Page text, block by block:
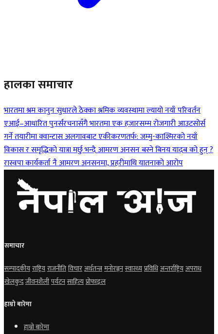
हालका समाचार
भारतमा श्रम कानुन सुधारले ठेक्का श्रमिक व्यवस्थामा ल्यायो नयाँ परिवर्तन
एआई–आधारित पुनर्संरचनासँगै भारतमा एक हजारसम्म रोजगारी आउटसोर्स
गर्ने तयारीमा क्वान्टासअलगावबाट एकीकरणतर्फ: जम्मु-काश्मिरको नयाँ
विकास र समृद्धिको यात्रामर्छु भन्दै आमरण अनसन बस्ने बिनय यादब को हुन् ?
रास्वपा कार्यकर्ता नै आमरण अनसनमा, प्रहरीमाथि यातनाको आरोप
समाचार
सम्पादकीयराष्ट्रियराजनीतिविचारअर्थतन्त्रमनोरञ्जनस्वास्थ्यप्रविधिअन्तर्राष्ट्रियअपराध
खेलकुदजीवनशैलीपर्यटनसाहित्यप्रोफाइल
हाम्रो बारेमा
हाम्रो बारेमा